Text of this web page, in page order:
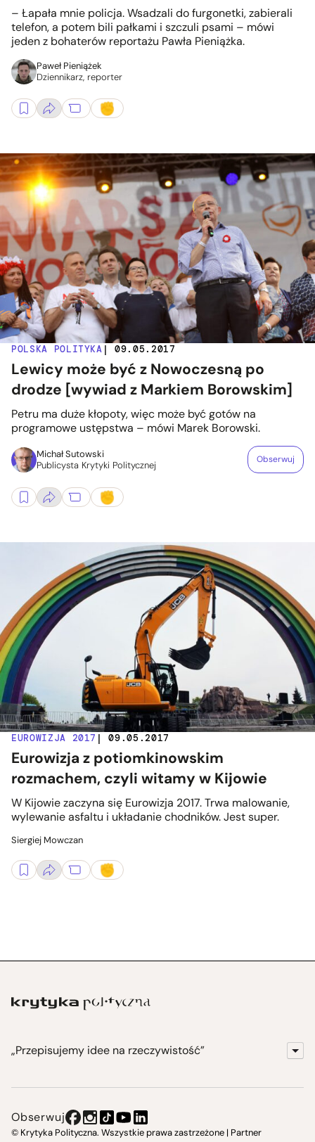
– Łapała mnie policja. Wsadzali do furgonetki, zabierali
telefon, a potem bili pałkami i szczuli psami – mówi
jeden z bohaterów reportażu Pawła Pieniążka.
Paweł Pieniążek
Dziennikarz, reporter
POLSKA POLITYKA | 09.05.2017
Lewicy może być z Nowoczesną po
drodze [wywiad z Markiem Borowskim]
Petru ma duże kłopoty, więc może być gotów na
programowe ustępstwa – mówi Marek Borowski.
Michał Sutowski
Publicysta Krytyki Politycznej
Obserwuj
EUROWIZJA 2017 | 09.05.2017
Eurowizja z potiomkinowskim
rozmachem, czyli witamy w Kijowie
W Kijowie zaczyna się Eurowizja 2017. Trwa malowanie,
wylewanie asfaltu i układanie chodników. Jest super.
Siergiej Mowczan
„Przepisujemy idee na rzeczywistość”
Instytut Krytyki Politycznej
Obserwuj
© Krytyka Polityczna. Wszystkie prawa zastrzeżone | Partner